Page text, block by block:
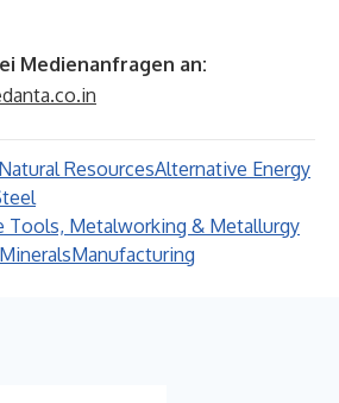
Medienanfragen an:
Natural ResourcesAlternative Energy
Tools, Metalworking & Metallurgy
Manufacturing